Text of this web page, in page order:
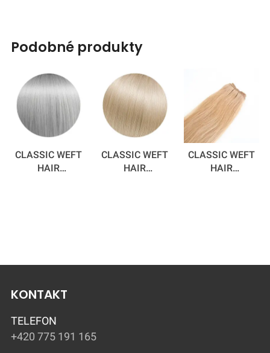
podobné produkty
CLASSIC WEFT
HAIR
CLASSIC WEFT
HAIR
CLASSIC WEFT
HAIR
KONTAKT
TELEFON
+420 775 191 165